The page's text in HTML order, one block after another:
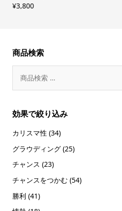
¥3,800
商品検索
効果で絞り込み
カリスマ性 (34)
グラウディング (25)
チャンス (23)
チャンスをつかむ (54)
勝利 (41)